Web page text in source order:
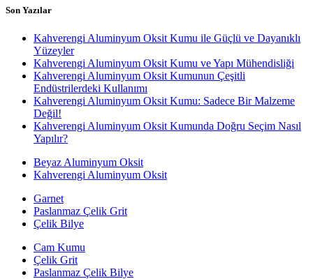
Son Yazılar
Kahverengi Aluminyum Oksit Kumu ile Güçlü ve Dayanıklı
Yüzeyler
Kahverengi Aluminyum Oksit Kumu ve Yapı Mühendisliği
Kahverengi Aluminyum Oksit Kumunun Çeşitli
Endüstrilerdeki Kullanımı
Kahverengi Aluminyum Oksit Kumu: Sadece Bir Malzeme
Değil!
Kahverengi Aluminyum Oksit Kumunda Doğru Seçim Nasıl
Yapılır?
Beyaz Aluminyum Oksit
Kahverengi Aluminyum Oksit
Garnet
Paslanmaz Çelik Grit
Çelik Bilye
Cam Kumu
Çelik Grit
Paslanmaz Çelik Bilye